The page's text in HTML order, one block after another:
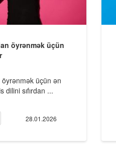
öyrənmək üçün
öyrənmək üçün ən
dilini sıfırdan ...
28.01.2026